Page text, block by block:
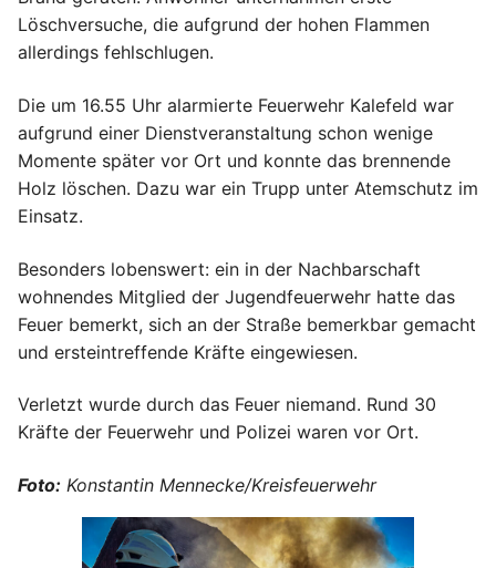
Löschversuche, die aufgrund der hohen Flammen
allerdings fehlschlugen.
Die um 16.55 Uhr alarmierte Feuerwehr Kalefeld war
aufgrund einer Dienstveranstaltung schon wenige
Momente später vor Ort und konnte das brennende
Holz löschen. Dazu war ein Trupp unter Atemschutz im
Einsatz.
Besonders lobenswert: ein in der Nachbarschaft
wohnendes Mitglied der Jugendfeuerwehr hatte das
Feuer bemerkt, sich an der Straße bemerkbar gemacht
und ersteintreffende Kräfte eingewiesen.
Verletzt wurde durch das Feuer niemand. Rund 30
Kräfte der Feuerwehr und Polizei waren vor Ort.
Foto: Konstantin Mennecke/Kreisfeuerwehr